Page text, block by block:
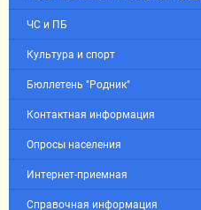
ЧС и ПБ
Культура и спорт
Бюллетень "Родник"
Контактная информация
Опросы населения
Интернет-приемная
Справочная информация